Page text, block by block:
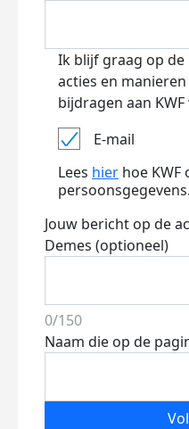
Ik blijf graag op
acties en
bijdragen aan KWF
E-mail
Lees hier hoe
persoonsgegevens.
Jouw bericht op de
Demes (optioneel)
0/150
Naam die op de